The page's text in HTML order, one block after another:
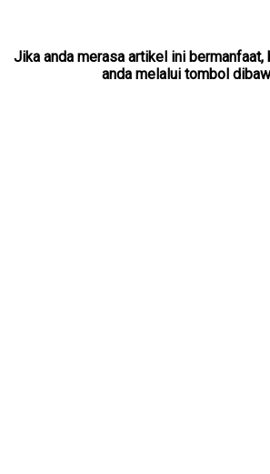
Jika anda merasa artikel ini bermanfaat,
anda melalui tombol